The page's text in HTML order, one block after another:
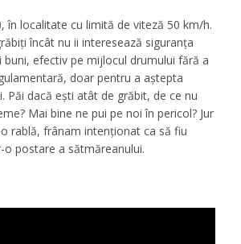
în localitate cu limită de viteză 50 km/h.
încât nu ii interesează siguranța
buni, efectiv pe mijlocul drumului fără a
doar pentru a aștepta
Păi dacă ești atât de grăbit, de ce nu
Mai bine ne pui pe noi în pericol? Jur
rablă, frânam intenționat ca să fiu
o postare a sătmăreanului.